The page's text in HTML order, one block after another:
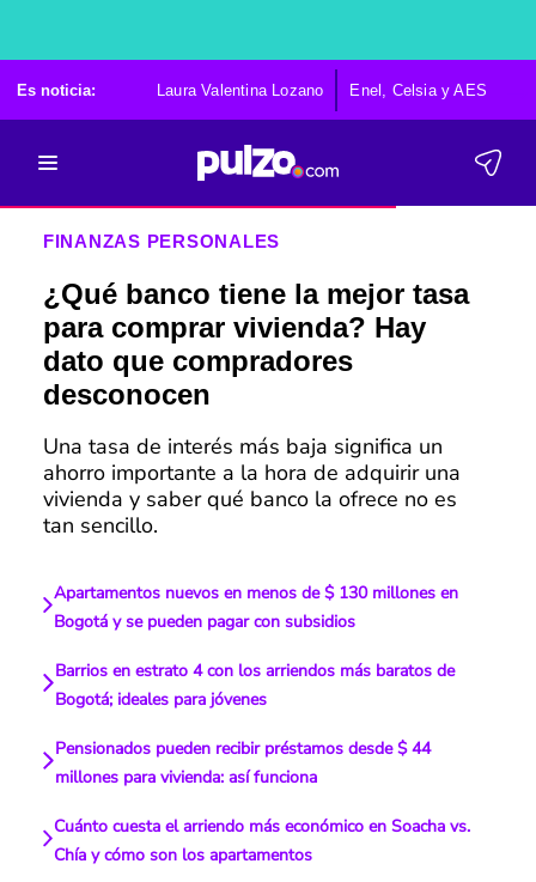
Es noticia: Laura Valentina Lozano Enel, Celsia y AES
FINANZAS PERSONALES
¿Qué banco tiene la mejor tasa
para comprar vivienda? Hay
dato que compradores
desconocen
Una tasa de interés más baja significa un
ahorro importante a la hora de adquirir una
vivienda y saber qué banco la ofrece no es
tan sencillo.
Apartamentos nuevos en menos de $ 130 millones en
Bogotá y se pueden pagar con subsidios
Barrios en estrato 4 con los arriendos más baratos de
Bogotá; ideales para jóvenes
Pensionados pueden recibir préstamos desde $ 44
millones para vivienda: así funciona
Cuánto cuesta el arriendo más económico en Soacha vs.
Chía y cómo son los apartamentos